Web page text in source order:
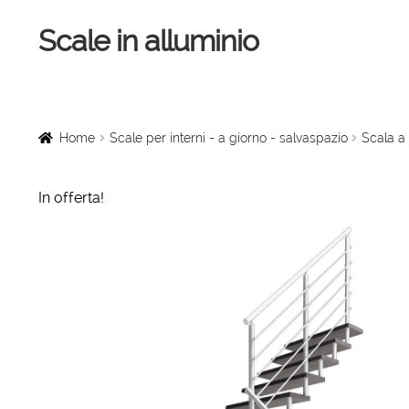
Vai
alla
Vai
al
Scale in alluminio
Scale a chiocciola
Home Scale per interni - a giorno - salvaspazio Scala a
In offerta!